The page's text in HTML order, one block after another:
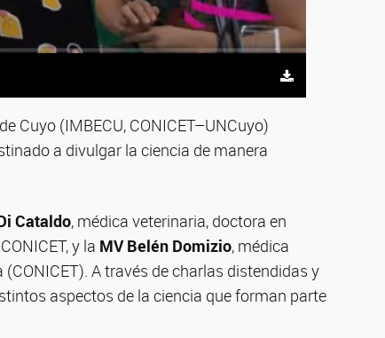
Cuyo (IMBECU, CONICET–UNCuyo)
a divulgar la ciencia de manera
Cataldo, médica veterinaria, doctora en
y la MV Belén Domizio, médica
A través de charlas distendidas y
aspectos de la ciencia que forman parte